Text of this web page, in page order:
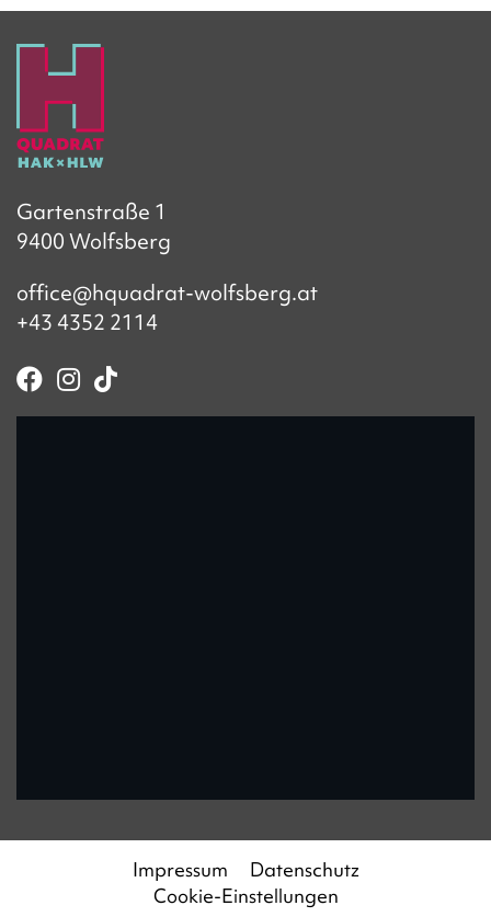
Gartenstraße 1
9400 Wolfsberg
office@hquadrat-wolfsberg.at
+43 4352 2114
Impressum
Datenschutz
Cookie-Einstellungen